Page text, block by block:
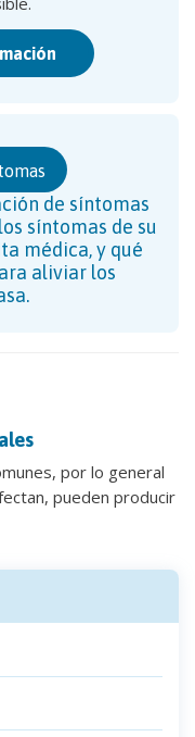
de síntomas
síntomas de su
médica, y qué
aliviar los
por lo general
pueden producir